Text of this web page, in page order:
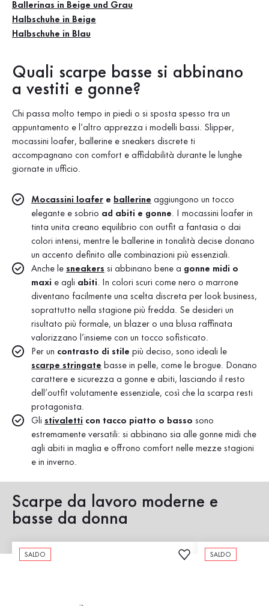
Ballerinas in Beige und Grau
Halbschuhe in Beige
Halbschuhe in Blau
Quali scarpe basse si abbinano
a vestiti e gonne?
Chi passa molto tempo in piedi o si sposta spesso tra un
appuntamento e l’altro apprezza i modelli bassi. Slipper,
mocassini loafer, ballerine e sneakers discrete ti
accompagnano con comfort e affidabilità durante le lunghe
giornate in ufficio.
Mocassini loafer e ballerine aggiungono un tocco
elegante e sobrio ad abiti e gonne. I mocassini loafer in
tinta unita creano equilibrio con outfit a fantasia o dai
colori intensi, mentre le ballerine in tonalità decise donano
un accento definito alle combinazioni più essenziali.
Anche le sneakers si abbinano bene a gonne midi o
maxi e agli abiti. In colori scuri come nero o marrone
diventano facilmente una scelta discreta per look business,
soprattutto nella stagione più fredda. Se desideri un
risultato più formale, un blazer o una blusa raffinata
valorizzano l’insieme con un tocco sofisticato.
Per un contrasto di stile più deciso, sono ideali le
scarpe stringate basse in pelle, come le brogue. Donano
carattere e sicurezza a gonne e abiti, lasciando il resto
dell’outfit volutamente essenziale, così che la scarpa resti
protagonista.
Gli stivaletti con tacco piatto o basso sono
estremamente versatili: si abbinano sia alle gonne midi che
agli abiti in maglia e offrono comfort nelle mezze stagioni
e in inverno.
Scarpe da lavoro moderne e
basse da donna
SALDO SALDO